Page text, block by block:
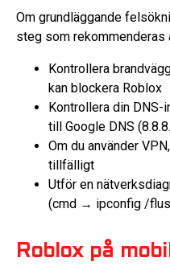
Om grundläggande
steg som rekommenderas
Kontrollera
kan blockera Roblox
Kontrollera din DNS-
till Google DNS
Om du använder
tillfälligt
Utför en
(cmd → ipconfig /
Roblox på